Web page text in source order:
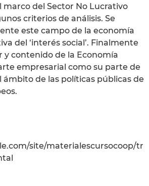
marco del Sector No Lucrativo
criterios de análisis. Se
este campo de la economía
del ‘interés social’. Finalmente
y contenido de la Economía
empresarial como su parte de
ámbito de las políticas públicas de
site/materialescursocoop/tr